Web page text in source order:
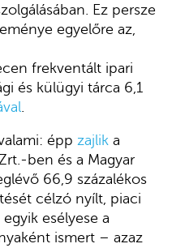
Ez persze
egyelőre az,
frekventált ipari
és külügyi tárca 6,1
épp zajlik a
ben és a Magyar
66,9 százalékos
célzó nyílt, piaci
esélyese a
ismert – azaz